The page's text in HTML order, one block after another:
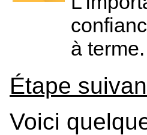
à terme.
Étape
Voici